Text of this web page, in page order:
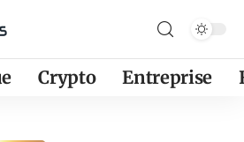
Crypto Entreprise